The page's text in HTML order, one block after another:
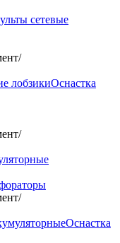
сетевые
/
лобзикиОснастка
/
/
Оснастка